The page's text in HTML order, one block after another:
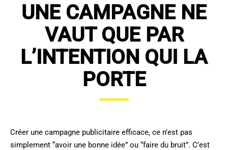
UNE CAMPAGNE NE
VAUT QUE PAR
L’INTENTION QUI LA
PORTE
Créer une campagne publicitaire efficace, ce n’est pas
simplement “avoir une bonne idée” ou “faire du bruit”. C’est